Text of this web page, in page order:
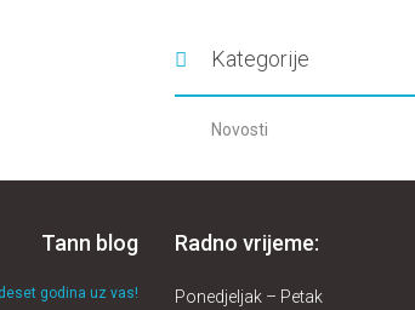
Kategorije
Novosti
Tann blog
godina uz vas!
Radno vrijeme:
Ponedjeljak – Petak